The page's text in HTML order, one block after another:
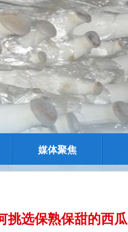
媒体聚焦
挑选保熟保甜的西瓜